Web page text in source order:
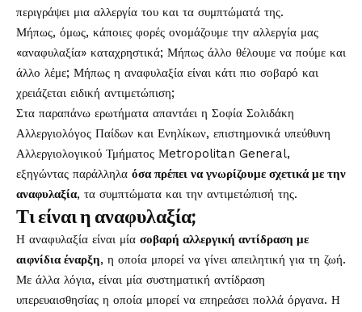
περιγράψει μια αλλεργία του και τα συμπτώματά της.
Μήπως, όμως, κάποιες φορές ονομάζουμε την αλλεργία μας
«αναφυλαξία» καταχρηστικά; Μήπως άλλο θέλουμε να πούμε και
άλλο λέμε; Μήπως η αναφυλαξία είναι κάτι πιο σοβαρό και
χρειάζεται ειδική αντιμετώπιση;
Στα παραπάνω ερωτήματα απαντάει η Σοφία Σολιδάκη
Αλλεργιολόγος Παίδων και Ενηλίκων, επιστημονικά υπεύθυνη
Αλλεργιολογικού Τμήματος Μetropolitan General,
εξηγώντας παράλληλα όσα πρέπει να γνωρίζουμε σχετικά με την
αναφυλαξία, τα συμπτώματα και την αντιμετώπισή της.
Τι είναι η αναφυλαξία;
Η αναφυλαξία είναι μία σοβαρή αλλεργική αντίδραση με
αιφνίδια έναρξη, η οποία μπορεί να γίνει απειλητική για τη ζωή.
Με άλλα λόγια, είναι μία συστηματική αντίδραση
υπερευαισθησίας η οποία μπορεί να επηρεάσει πολλά όργανα. Η